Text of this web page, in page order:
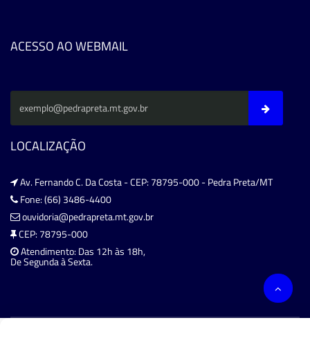
ACESSO AO WEBMAIL
LOCALIZAÇÃO
Av. Fernando C. Da Costa - CEP: 78795-000 - Pedra Preta/MT
Fone: (66) 3486-4400
ouvidoria@pedrapreta.mt.gov.br
CEP: 78795-000
Atendimento: Das 12h às 18h,
De Segunda à Sexta.